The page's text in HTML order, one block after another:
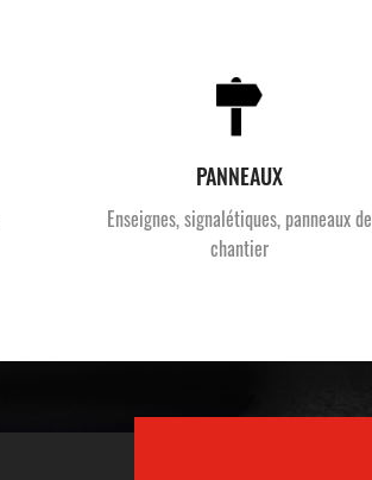
PANNEAUX
Enseignes, signalétiques, panneaux de
chantier